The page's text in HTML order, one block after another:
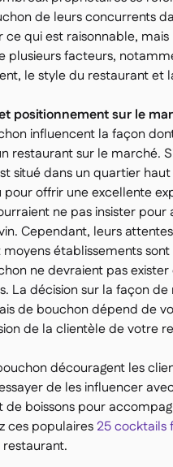
de leurs concurrents
ce qui est raisonnable,
plusieurs facteurs,
le style du restaurant et
positionnement sur le
influencent la façon
restaurant sur le marché.
situé dans un quartier
offrir une excellente
ne pas insister
Cependant, leurs
établissements
ne devraient pas exister
La décision sur la façon
de bouchon dépend de
de la clientèle de votre
découragent les
de les influencer
boissons pour
ces populaires 25 cocktails